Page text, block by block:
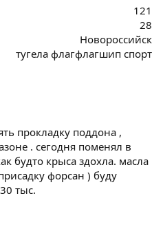
121
28
Новороссийск
тугела флагфлагшип спорт
прокладку поддона ,
. сегодня поменял в
будто крыса здохла. масла
форсан ) буду
тыс.